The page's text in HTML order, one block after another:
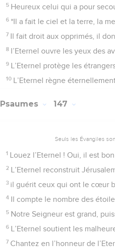
5 Heureux celui qui a pour
6 *Il a fait le ciel et la terre, la
7 Il fait droit aux opprimés, il
8 l’Eternel ouvre les yeux des
9 L’Eternel protège les
10 L’Eternel règne
Psaumes 147
Seuls les Évangiles
1 Louez l’Eternel ! Oui, il est
2 L’Eternel reconstruit
3 il guérit ceux qui ont le cœur
4 Il compte le nombre des
5 Notre Seigneur est grand,
6 L’Eternel soutient les
7 Chantez en l’honneur de